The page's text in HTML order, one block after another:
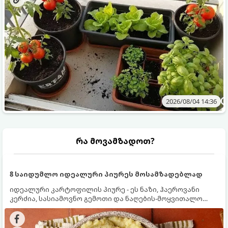
2026/08/04 14:36
რა მოვამზადოთ?
8 საიდუმლო იდეალური პიურეს მოსამზადებლად
იდეალური კარტოფილის პიურე - ეს ნაზი, ჰაეროვანი
კერძია, სასიამოვნო გემოთი და ნაღების-მოყვითალო
ფერით. მისი მომზადება ძალიან მარტივია, მაგრამ
არსებობს რამდენიმე საიდუმლო, რომლებიც უნდა
იცოდეთ, რომ პიურე იდეალურად გემრიელი გამოვიდეს.